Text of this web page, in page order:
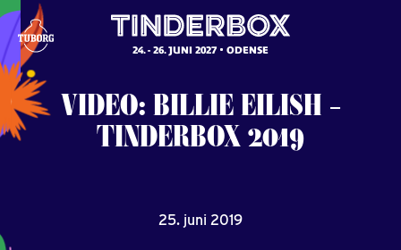
24. - 26. JUNI 2027 ODENSE
VIDEO: BILLIEEILISH –
TINDERBOX2019
25. juni 2019